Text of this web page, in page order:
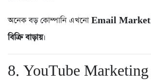
অনেক বড় কোম্পানি এখনোEmail
বিক্রি বাড়ায়।
8. YouTube Marketing